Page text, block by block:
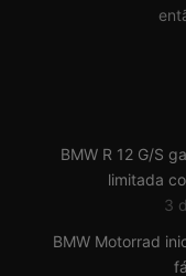
BMW R 12 G/S
limitada
3
BMW Motorrad